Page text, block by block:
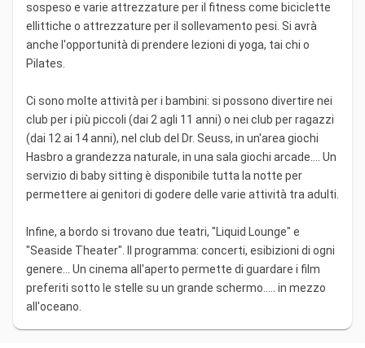
sospeso e varie attrezzature per il fitness come biciclette
ellittiche o attrezzature per il sollevamento pesi. Si avrà
anche l'opportunità di prendere lezioni di yoga, tai chi o
Pilates.
Ci sono molte attività per i bambini: si possono divertire nei
club per i più piccoli (dai 2 agli 11 anni) o nei club per ragazzi
(dai 12 ai 14 anni), nel club del Dr. Seuss, in un'area giochi
Hasbro a grandezza naturale, in una sala giochi arcade.... Un
servizio di baby sitting è disponibile tutta la notte per
permettere ai genitori di godere delle varie attività tra adulti.
Infine, a bordo si trovano due teatri, "Liquid Lounge" e
"Seaside Theater". Il programma: concerti, esibizioni di ogni
genere... Un cinema all'aperto permette di guardare i film
preferiti sotto le stelle su un grande schermo..... in mezzo
all'oceano.